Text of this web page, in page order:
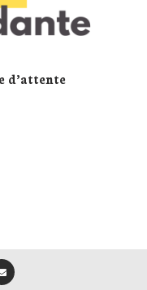
d’attente